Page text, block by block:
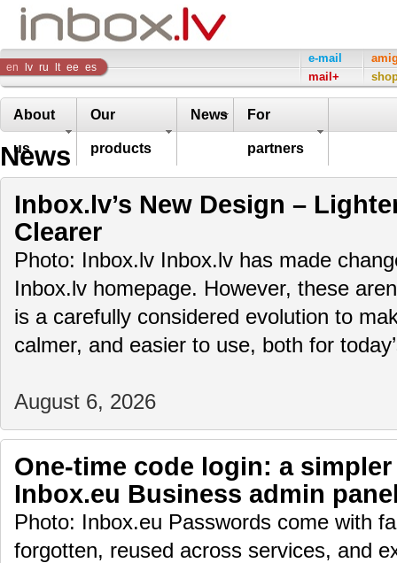
Inbox
Company
en lv ru lt ee es
e-mail
mail+
About
us
Our
products
News For
partners
News
Inbox.lv’s New Design –
Clearer
Photo: Inbox.lv Inbox.lv has made
Inbox.lv homepage. However, these
is a carefully considered evolution to
calmer, and easier to use, both for
August 6, 2026
One-time code login: a
Inbox.eu Business admin
Photo: Inbox.eu Passwords come with
forgotten, reused across services, and